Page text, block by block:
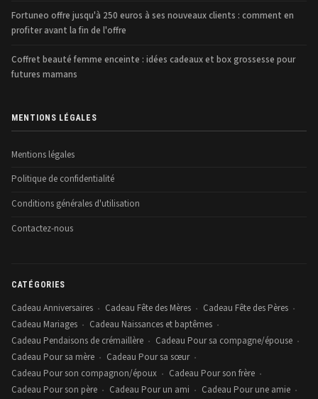
Fortuneo offre jusqu'à 250 euros à ses nouveaux clients : comment en
profiter avant la fin de l'offre
Coffret beauté femme enceinte : idées cadeaux et box grossesse pour
futures mamans
MENTIONS LÉGALES
Mentions légales
Politique de confidentialité
Conditions générales d'utilisation
Contactez-nous
CATÉGORIES
Cadeau Anniversaires • Cadeau Fête des Mères • Cadeau Fête des Pères •
Cadeau Mariages • Cadeau Naissances et baptêmes •
Cadeau Pendaisons de crémaillère • Cadeau Pour sa compagne/épouse •
Cadeau Pour sa mère • Cadeau Pour sa sœur •
Cadeau Pour son compagnon/époux • Cadeau Pour son frère •
Cadeau Pour son père • Cadeau Pour un ami • Cadeau Pour une amie •